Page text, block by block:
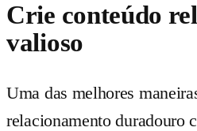
Crie conteúdo
valioso
Uma das melhores
relacionamento duradouro